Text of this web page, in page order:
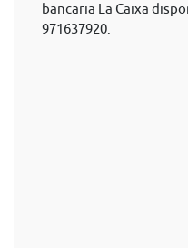
bancaria La Caixa
971637920.